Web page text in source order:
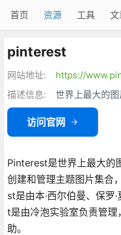
首页 资源 工具
pinterest
网站地址:
https://
描述信息:
世界上最大的
访问官网
Pinterest是世界上最大的
创建和管理主题图片集合
st是由本·西尔伯曼、保罗
t是由冷泡实验室负责管
助。